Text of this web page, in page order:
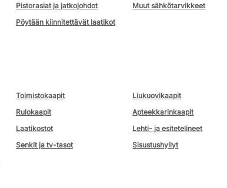
Pistorasiat ja jatkojohdot
Muut sähkötarvikkeet
Pöytään kiinnitettävät laatikot
Toimistokaapit
Liukuovikaapit
Rulokaapit
Apteekkarinkaapit
Laatikostot
Lehti- ja esitetelineet
Senkit ja tv-tasot
Sisustushyllyt